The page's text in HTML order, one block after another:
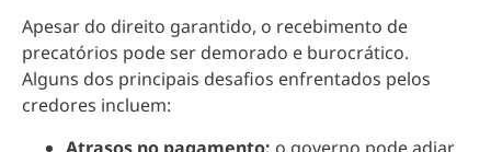
Apesar do direito garantido, o recebimento de
precatórios pode ser demorado e burocrático.
Alguns dos principais desafios enfrentados pelos
credores incluem: